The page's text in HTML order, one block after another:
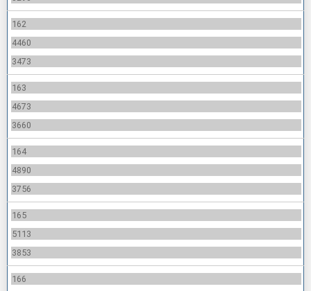
162
4460
3473
163
4673
3660
164
4890
3756
165
5113
3853
166